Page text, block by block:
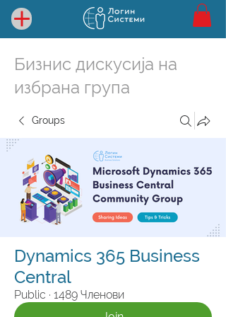
Бизнис дискусија на
избрана група
Groups
Dynamics 365 Business
Central
Public · 1489 Членови